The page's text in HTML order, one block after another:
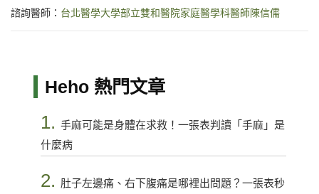
諮詢醫師： 台北醫學大學部立雙和醫院家庭醫學科醫師陳信儒
Heho 熱門文章
1. 手麻可能是身體在求救！一張表判讀「手麻」是
什麼病
2. 肚子左邊痛、右下腹痛是哪裡出問題？一張表秒